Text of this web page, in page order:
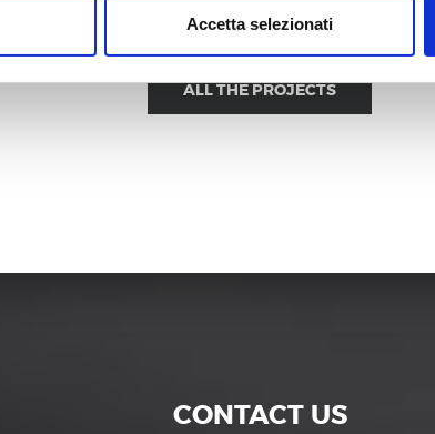
Accetta selezionati
ALL THE PROJECTS
CONTACT US